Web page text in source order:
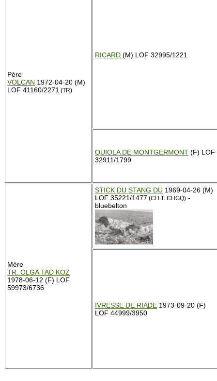
Père
VOLCAN 1972-04-20 (M)
LOF 41160/2271 (TR)
RICARD (M) LOF 32995/1221
QUIOLA DE MONTGERMONT (F) LOF
32911/1799
Mère
TR. OLGA TAD KOZ
1978-06-12 (F) LOF
59973/6736
STICK DU STANG DU 1969-04-26 (M)
LOF 35221/1477 (CH.T. CHGQ) -
bluebelton
IVRESSE DE RIADE 1973-09-20 (F)
LOF 44999/3950